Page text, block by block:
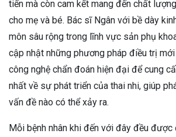
tiến mà còn cam kết mang đến chất
cho mẹ và bé. Bác sĩ Ngân với bề dày
môn sâu rộng trong lĩnh vực sản phụ
cập nhật những phương pháp điều trị
công nghệ chẩn đoán hiện đại để cung
nhất về sự phát triển của thai nhi, giúp
vấn đề nào có thể xảy ra.
Mỗi bệnh nhân khi đến với đây đều